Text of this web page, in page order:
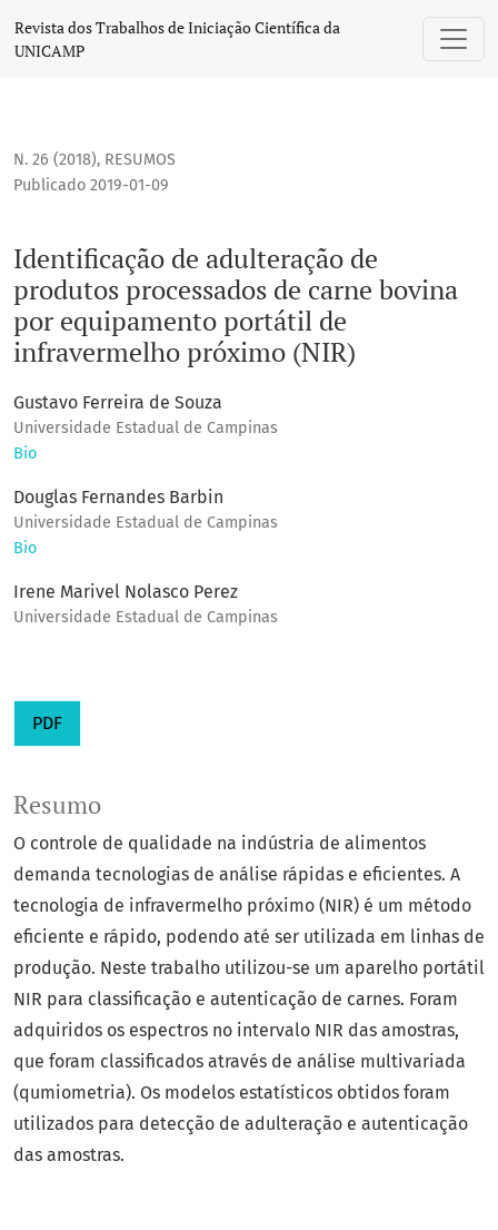
Identificação de adulteração de produtos processados
Revista dos Trabalhos de Iniciação Científica da
UNICAMP
N. 26 (2018), RESUMOS
Identificação de adulteração de
produtos processados de carne bovina
por equipamento portátil de
infravermelho próximo (NIR)
Publicado 2019-01-09
Gustavo Ferreira de Souza
Universidade Estadual de Campinas
Bio
Douglas Fernandes Barbin
Universidade Estadual de Campinas
Bio
Irene Marivel Nolasco Perez
Universidade Estadual de Campinas
PDF
Resumo
O controle de qualidade na indústria de alimentos
demanda tecnologias de análise rápidas e eficientes. A
tecnologia de infravermelho próximo (NIR) é um método
eficiente e rápido, podendo até ser utilizada em linhas de
produção. Neste trabalho utilizou-se um aparelho portátil
NIR para classificação e autenticação de carnes. Foram
adquiridos os espectros no intervalo NIR das amostras,
que foram classificados através de análise multivariada
(qumiometria). Os modelos estatísticos obtidos foram
utilizados para detecção de adulteração e autenticação
das amostras.